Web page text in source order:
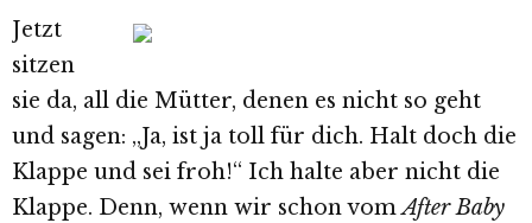
Jetzt
sitzen
sie da, all die Mütter, denen es nicht so geht
und sagen: „Ja, ist ja toll für dich. Halt doch die
Klappe und sei froh!“ Ich halte aber nicht die
Klappe. Denn, wenn wir schon vomAfter Baby